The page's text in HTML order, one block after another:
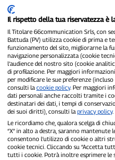
P300.it è una Testata
Registrazione numero 1/2021
Proprietario ed editore:
Direttore Responsabile:
Privacy Policy-
"Se è successo
Copyright ©
Il rispetto della tua riservatezza è
Il Titolare 66communication Srls, con
Battuda (PV) utilizza cookie di prima e
funzionamento del sito, migliorarne la
navigazione personalizzata (cookie
l’audience del nostro sito (cookie
di profilazione. Per maggiori
per modificare le sue preferenze
consulti la cookie policy. Per maggiori
dati personali anche raccolti tramite i
destinatari dei dati, i tempi di
dei suoi diritti), consulti la privacy policy.
Le ricordiamo che, qualora scelga di
“X” in alto a destra, saranno
consentono l’utilizzo di cookie o altri
cookie tecnici. Cliccando su “Accetta
tutti i cookie. Potrà inoltre esprimere le